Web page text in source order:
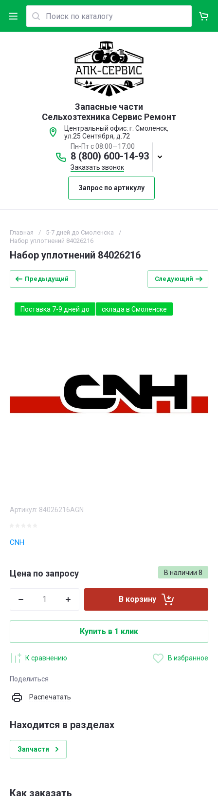
Запасные части
Сельхозтехника Сервис Ремонт
Центральный офис: г. Смоленск,
ул.25 Сентября, д.72
Пн-Пт с 08:00—17:00
8 (800) 600-14-93
Заказать звонок
Запрос по артикулу
Главная / 5-7 дней до Смоленска
/
Набор уплотнений 84026216
Набор уплотнений 84026216
Предыдущий Следующий
Поставка 7-9 дней до склада в Смоленске
Артикул: 84026216AGN
CNH
В наличии 8
Цена по запросу
В корзину
Купить в 1 клик
К сравнению В избранное
Поделиться
Распечатать
Находится в разделах
Запчасти
Как заказать